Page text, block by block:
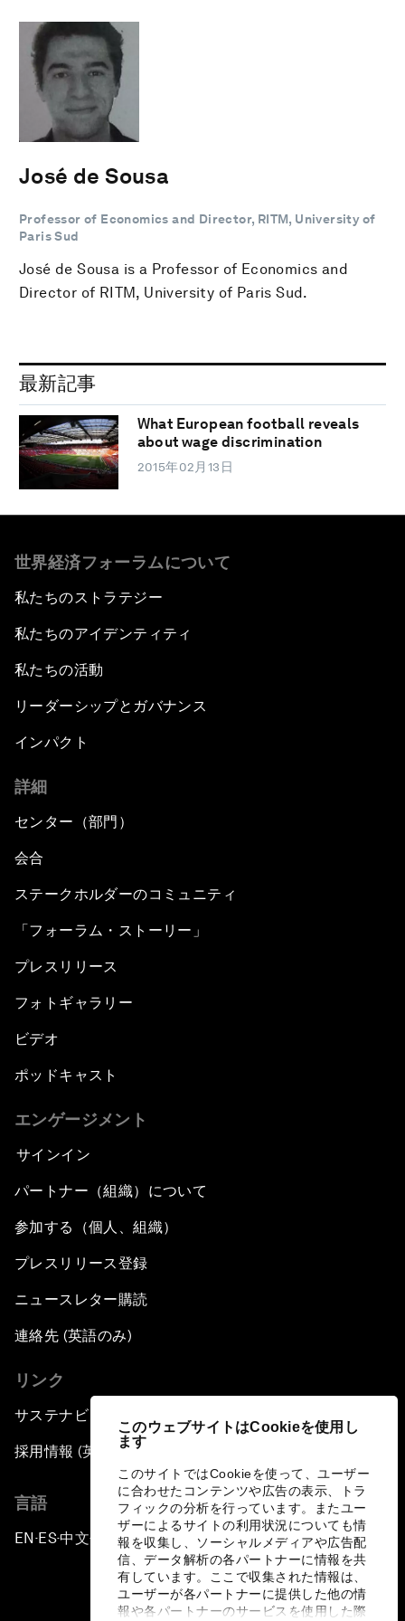
このウェブサイトはCookieを使用し
ます
このサイトではCookieを使って、ユーザー
に合わせたコンテンツや広告の表示、トラ
フィックの分析を行っています。またユー
ザーによるサイトの利用状況についても情
報を収集し、ソーシャルメディアや広告配
信、データ解析の各パートナーに情報を共
有しています。ここで収集された情報は、
ユーザーが各パートナーに提供した他の情
報や各パートナーのサービスを使用した際
José de Sousa
Professor of Economics and Director, RITM, University of
Paris Sud
José de Sousa is a Professor of Economics and
Director of RITM, University of Paris Sud.
最新記事
What European football reveals
about wage discrimination
2015年02月13日
世界経済フォーラムについて
私たちのストラテジー
私たちのアイデンティティ
私たちの活動
リーダーシップとガバナンス
インパクト
詳細
センター（部門）
会合
ステークホルダーのコミュニティ
「フォーラム・ストーリー」
プレスリリース
フォトギャラリー
ビデオ
ポッドキャスト
エンゲージメント
サインイン
パートナー（組織）について
参加する（個人、組織）
プレスリリース登録
ニュースレター購読
連絡先 (英語のみ)
リンク
サステナビリティへの取り組み
採用情報 (英語のみ)
言語
EN ▪ES▪中文▪ 日本語